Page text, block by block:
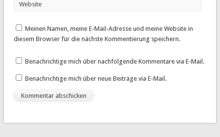
Website
Meinen Namen, meine E-Mail-Adresse und meine Website in
diesem Browser für die nächste Kommentierung speichern.
Benachrichtige mich über nachfolgende Kommentare via E-Mail.
Benachrichtige mich über neue Beiträge via E-Mail.